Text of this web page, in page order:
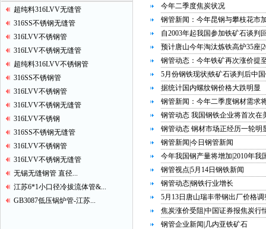
超纯料316LVV无缝管
316SS不锈钢无缝管
316LVV不锈钢管
316LVV不锈钢无缝管
超纯料316LVV不锈钢管
316SS不锈钢管
316LVV不锈钢管
316LVV不锈钢无缝管
316LVV不锈钢
316SS不锈钢无缝管
316LVV不锈钢管
316LVV不锈钢无缝管
无锡无缝钢管 直径...
江苏6*1小口径冷拔流体管&...
GB3087低压锅炉管-江苏...
今年二季度焦炭状况
钢管新闻：今年昆钢与攀枝花市
自2003年起我国参加铁矿石谈判
预计唐山今年淘汰炼铁高炉35座
钢管动态：今年铁矿再次涨价提
5月份钢铁现状|铁矿石谈判后中
据统计国内螺纹钢价格大跌明显
钢管新闻：今年二季度钢材需求
钢管动态 我国钢铁企业将首次在
钢管动态 钢材市场正经历一轮明
钢管新闻|今日钢管新闻
今年我国钢产量将增加|2010年我
钢管视点|5月14日钢铁新闻
钢管动态|钢铁行业增长
5月13日唐山瑞丰带钢出厂价格
焦炭涨价受阻|中国证券报焦炭行
钢管企业新闻|几内亚铁矿石